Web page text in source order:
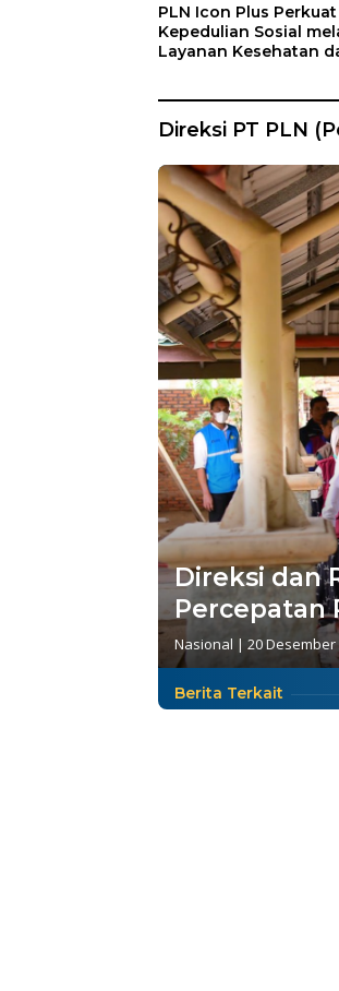
PLN Icon Plus Perkuat
Kepedulian Sosial
Layanan Kesehatan
Direksi PT PLN
Direksi dan
Percepatan
Nasional | 20 Desember
Berita Terkait